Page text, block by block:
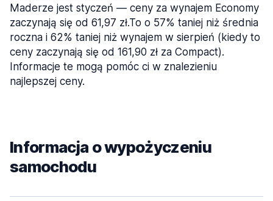
Maderze jest styczeń — ceny za wynajem Economy
zaczynają się od 61,97 zł.To o 57% taniej niż średnia
roczna i 62% taniej niż wynajem w sierpień (kiedy to
ceny zaczynają się od 161,90 zł za Compact).
Informacje te mogą pomóc ci w znalezieniu
najlepszej ceny.
Informacja o wypożyczeniu
samochodu